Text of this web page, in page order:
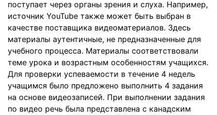
поступает через органы зрения и слуха. Например,
источник YouTube также может быть выбран в
качестве поставщика видеоматериалов. Здесь
материалы аутентичные, не предназначенные для
учебного процесса. Материалы соответствовали
теме урока и возрастным особенностям учащихся.
Для проверки успеваемости в течение 4 недель
учащимся было предложено выполнить 4 задания
на основе видеозаписей. При выполнении задания
по видео речь была представлена с канадским